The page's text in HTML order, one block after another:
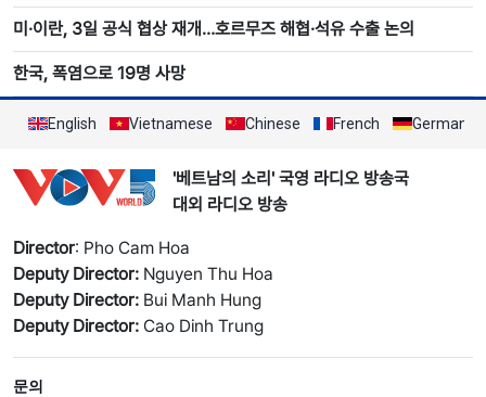
미·이란, 3일 공식 협상 재개…호르무즈 해협·석유 수출 논의
한국, 폭염으로 19명 사망
English Vietnamese Chinese French German
'베트남의 소리' 국영 라디오 방송국
대외 라디오 방송
Director: Pho Cam Hoa
Deputy Director: Nguyen Thu Hoa
Deputy Director: Bui Manh Hung
Deputy Director: Cao Dinh Trung
문의